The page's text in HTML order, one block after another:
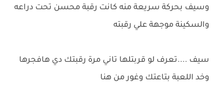
وسيف بحركة سريعة منه كانت رقبة محسن تحت دراعه
والسكينة موجهة علي رقبته
سيف ....تعرف لو قربتلها تاني مرة رقبتك دي هافجرها
وخد اللعبة بتاعتك وغور من هنا